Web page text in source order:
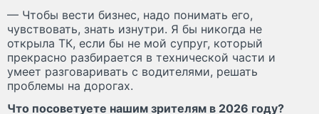
— Чтобы вести бизнес, надо понимать его,
чувствовать, знать изнутри. Я бы никогда не
открыла ТК, если бы не мой супруг, который
прекрасно разбирается в технической части и
умеет разговаривать с водителями, решать
проблемы на дорогах.
Что посоветуете нашим зрителям в 2026 году?